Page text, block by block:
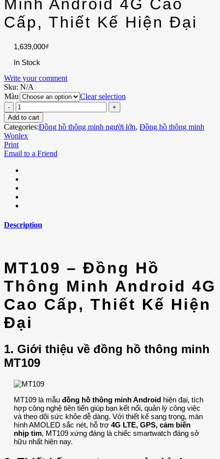
Minh Android 4G Cao
Cấp, Thiết Kế Hiện Đại
1,639,000₫
In Stock
Write your comment
Sku: N/A
Màu
Clear selection
Add to cart
Categories:Đồng hồ thông minh người lớn, Đồng hồ thông minh
Wonlex
Print
Email to a Friend
Description
MT109 – Đồng Hồ
Thông Minh Android 4G
Cao Cấp, Thiết Kế Hiện
Đại
1. Giới thiệu về đồng hồ thông minh
MT109
MT109 là mẫu đồng hồ thông minh Android hiện đại, tích
hợp công nghệ tiên tiến giúp bạn kết nối, quản lý công việc
và theo dõi sức khỏe dễ dàng. Với thiết kế sang trọng, màn
hình AMOLED sắc nét, hỗ trợ 4G LTE, GPS, cảm biến
nhịp tim, MT109 xứng đáng là chiếc smartwatch đáng sở
hữu nhất hiện nay.